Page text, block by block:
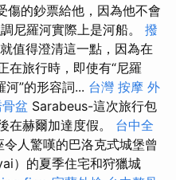
的鈔票給他，因為他不會
尼羅河實際上是河船。 撥
值得澄清這一點，因為在
在旅行時，即使有“尼羅
河”的形容詞... 台灣 按摩 外
盆 Sarabeus-這次旅行包
在赫爾加達度假。 台中全
令人驚嘆的巴洛克式城堡曾
）的夏季住宅和狩獵城